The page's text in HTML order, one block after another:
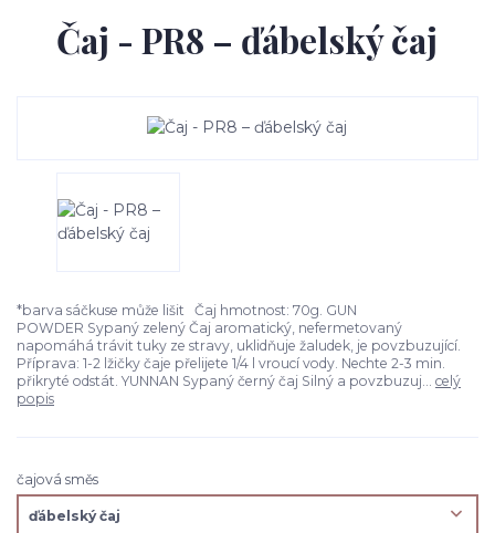
Čaj - PR8 – ďábelský čaj
*barva sáčkuse může lišit Čaj hmotnost: 70g. GUN
POWDER Sypaný zelený Čaj aromatický, nefermetovaný
napomáhá trávit tuky ze stravy, uklidňuje žaludek, je povzbuzující.
Příprava: 1-2 lžičky čaje přelijete 1/4 l vroucí vody. Nechte 2-3 min.
přikryté odstát. YUNNAN Sypaný černý čaj Silný a povzbuzuj... celý
popis
čajová směs